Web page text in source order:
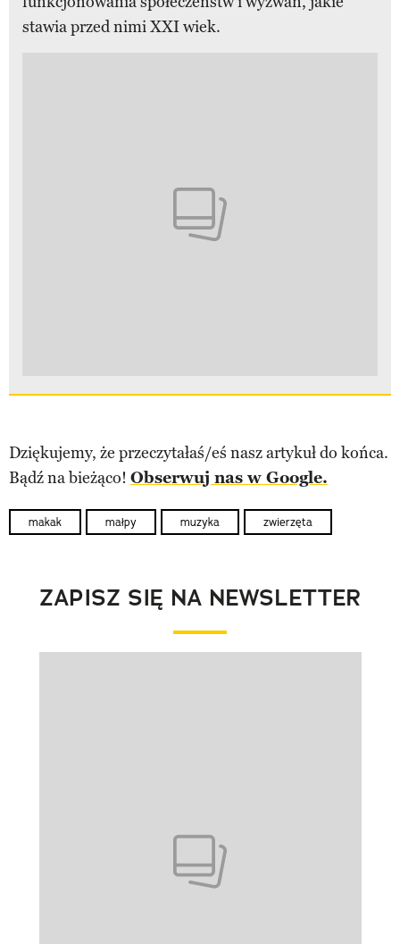
stawia przed nimi XXI wiek.
Dziękujemy, że przeczytałaś/eś nasz artykuł do końca.
Bądź na bieżąco! Obserwuj nas w Google.
makak małpy muzyka zwierzęta
ZAPISZ SIĘ NA NEWSLETTER